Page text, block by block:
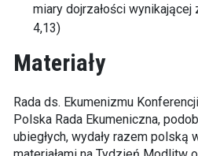
miary dojrzałości wynikającej
4,13)
Materiały
Rada ds. Ekumenizmu
Polska Rada Ekumeniczna,
ubiegłych, wydały razem polską